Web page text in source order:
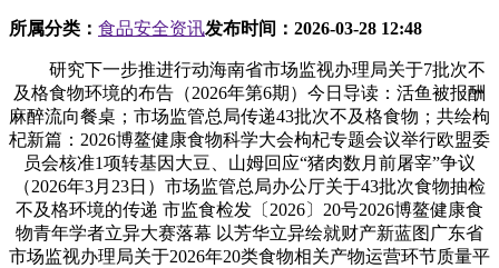
所属分类： 食品安全资讯发布时间： 2026-03-28 12:48
研究下一步推进行动海南省市场监视办理局关于7批次不
及格食物环境的布告（2026年第6期）今日导读：活鱼被报酬
麻醉流向餐桌；市场监管总局传递43批次不及格食物；共绘枸
杞新篇：2026博鳌健康食物科学大会枸杞专题会议举行欧盟委
员会核准1项转基因大豆、山姆回应“猪肉数月前屠宰”争议
（2026年3月23日）市场监管总局办公厅关于43批次食物抽检
不及格环境的传递 市监食检发〔2026〕20号2026博鳌健康食
物青年学者立异大赛落幕 以芳华立异绘就财产新蓝图广东省
市场监视办理局关于2026年20类食物相关产物运营环节质量平